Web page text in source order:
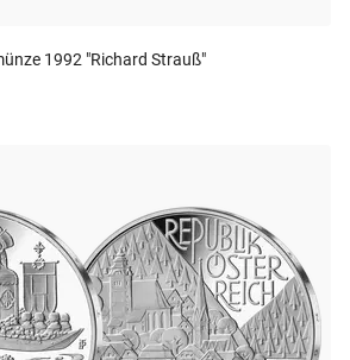
1992 "Richard Strauß"